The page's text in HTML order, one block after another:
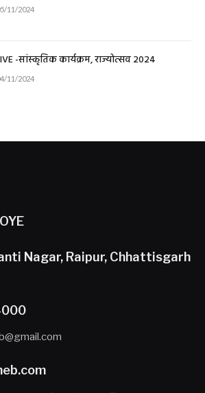
11/2024
-सांस्कृतिक कार्यक्रम, राज्योत्सव 2024
11/2024
Nagar, Raipur, Chhattisgarh